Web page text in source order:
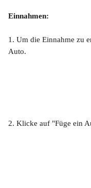
Einnahmen:
1. Um die Einnahme zu
Auto.
2. Klicke auf "Füge ein